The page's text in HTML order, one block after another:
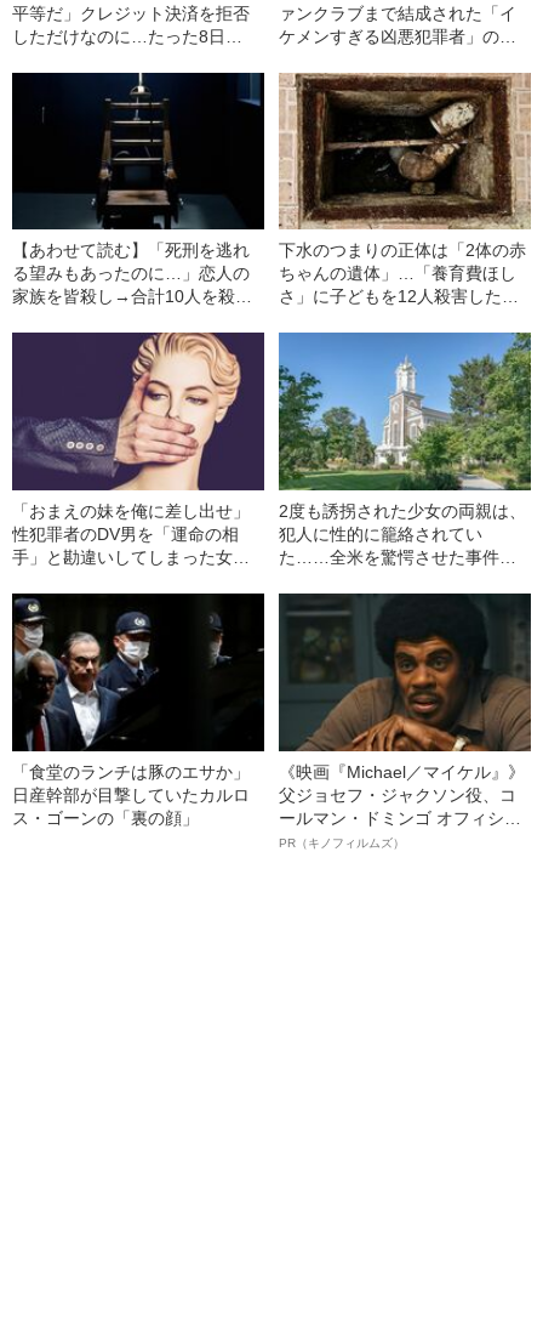
平等だ」クレジット決済を拒否
しただけなのに…たった8日
者（19）の「身勝手すぎる殺人
理由」（海外の事件・1957年）
ァンクラブまで結成された「イ
ケメンすぎる凶悪犯罪者」の顔
【あわせて読む】「死刑を逃れ
る望みもあったのに…」恋人の
家族を皆殺し→合計10人を殺害
後の失敗』（海外の事件・1958
下水のつまりの正体は「2体の赤
ちゃんの遺体」…「養育費ほし
さ」に子どもを12人殺害した
「おまえの妹を俺に差し出せ」
性犯罪者のDV男を「運命の相
手」と勘違いしてしまった女性
2度も誘拐された少女の両親は、
犯人に性的に籠絡されてい
た……全米を驚愕させた事件と
「食堂のランチは豚のエサか」
日産幹部が目撃していたカルロ
ス・ゴーンの「裏の顔」
《映画『Michael／マイケル』》
父ジョセフ・ジャクソン役、コ
ールマン・ドミンゴ オフィシャ
ルインタビュー“観客を魅了した
PR（キノフィルムズ）